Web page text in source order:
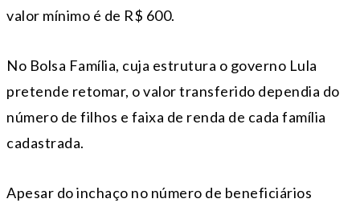
valor mínimo é de R$ 600.
No Bolsa Família, cuja estrutura o governo Lula
pretende retomar, o valor transferido dependia do
número de filhos e faixa de renda de cada família
cadastrada.
Apesar do inchaço no número de beneficiários